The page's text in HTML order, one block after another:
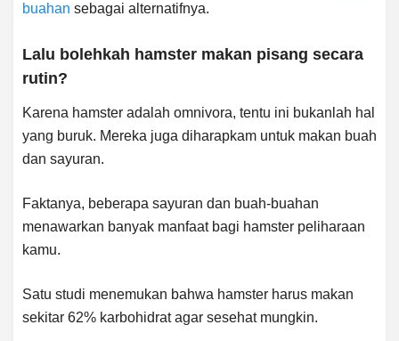
buahan sebagai alternatifnya.
Lalu bolehkah hamster makan pisang secara
rutin?
Karena hamster adalah omnivora, tentu ini bukanlah hal
yang buruk. Mereka juga diharapkam untuk makan buah
dan sayuran.
Faktanya, beberapa sayuran dan buah-buahan
menawarkan banyak manfaat bagi hamster peliharaan
kamu.
Satu studi menemukan bahwa hamster harus makan
sekitar 62% karbohidrat agar sesehat mungkin.